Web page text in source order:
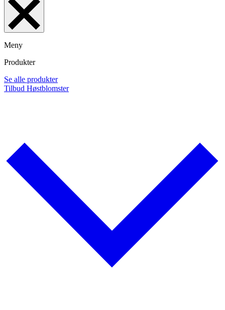
Meny
Produkter
Se alle produkter
Tilbud Høstblomster